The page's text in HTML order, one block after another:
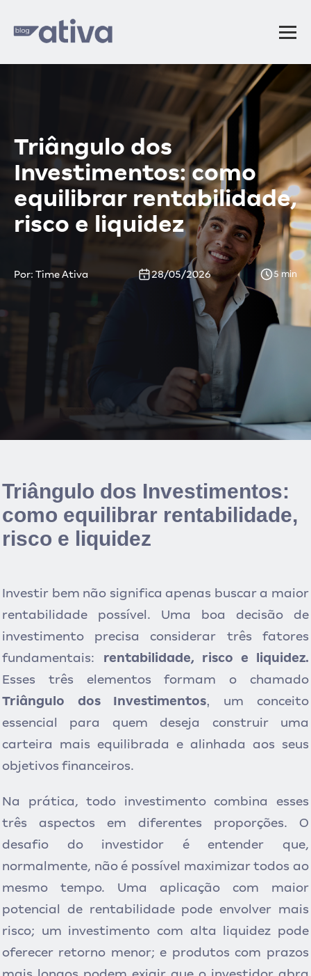
Triângulo dos
Investimentos: como
equilibrar rentabilidade,
risco e liquidez
Por: Time Ativa 28/05/2026 5 min
Triângulo dos Investimentos:
como equilibrar rentabilidade,
risco e liquidez
Investir bem não significa apenas buscar a maior
rentabilidade possível. Uma boa decisão de
investimento precisa considerar três fatores
fundamentais:
rentabilidade, risco e liquidez.
Esses três elementos formam o chamado
Triângulo dos Investimentos,
um conceito
essencial para quem deseja construir uma
carteira mais equilibrada e alinhada aos seus
objetivos financeiros.
Na prática, todo investimento combina esses
três aspectos em diferentes proporções. O
desafio do investidor é entender que,
normalmente, não é possível maximizar todos ao
mesmo tempo. Uma aplicação com maior
potencial de rentabilidade pode envolver mais
risco; um investimento com alta liquidez pode
oferecer retorno menor; e produtos com prazos